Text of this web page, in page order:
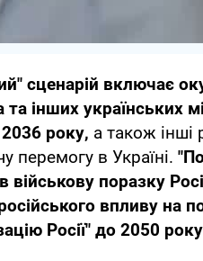
сценарій включає
та інших українських
року, а також інші
перемогу в Україні.
військову поразку
впливу на
Росії" до 2050 року